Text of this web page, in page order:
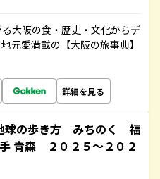
大阪の食・歴史・文化からデ
元愛満載の【大阪の旅事典】
詳細を見る
球の歩き方 みちのく 福
青森 ２０２５～２０２